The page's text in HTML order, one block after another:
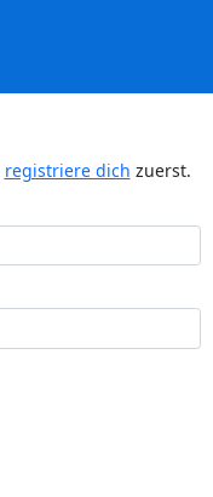
registriere dich zuerst.